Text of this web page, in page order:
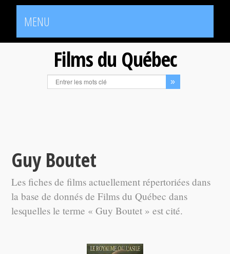
MENU
Films du Québec
Guy Boutet
Les fiches de films actuellement répertoriées dans
la base de donnés de Films du Québec dans
lesquelles le terme « Guy Boutet » est cité.